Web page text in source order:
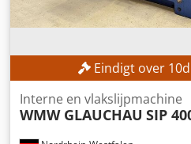
Eindigt over 10d
Interne en vlakslijpmachine
WMW GLAUCHAU SIP